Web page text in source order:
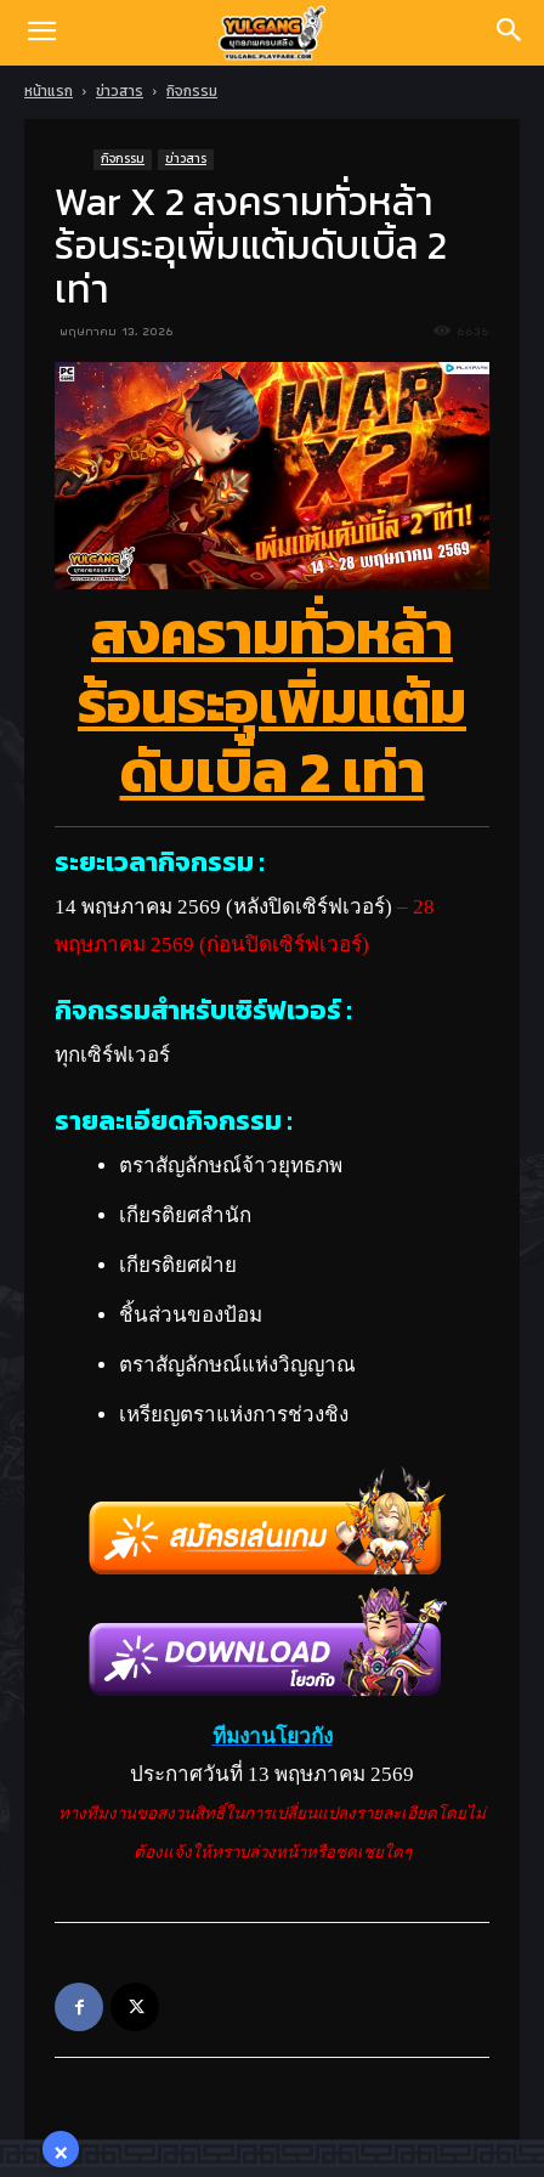
หน้าแรก ข่าวสาร กิจกรรม
กิจกรรม ข่าวสาร
War X 2 สงครามทั่วหล้า
ร้อนระอุเพิ่มแต้มดับเบิ้ล 2
เท่า
พฤษภาคม 13, 2026 6636
สงครามทั่วหล้า
ร้อนระอุเพิ่มแต้ม
ดับเบิ้ล 2 เท่า
ระยะเวลากิจกรรม :
14 พฤษภาคม 2569 (หลังปิดเซิร์ฟเวอร์) – 28
พฤษภาคม 2569 (ก่อนปิดเซิร์ฟเวอร์)
กิจกรรมสำหรับเซิร์ฟเวอร์ :
ทุกเซิร์ฟเวอร์
รายละเอียดกิจกรรม :
ตราสัญลักษณ์จ้าวยุทธภพ
เกียรติยศสำนัก
เกียรติยศฝ่าย
ชิ้นส่วนของป้อม
ตราสัญลักษณ์แห่งวิญญาณ
เหรียญตราแห่งการช่วงชิง
ทีมงานโยวกัง
ประกาศวันที่ 13 พฤษภาคม 2569
ทางทีมงานขอสงวนสิทธิ์ในการเปลี่ยนแปลงรายละเอียดโดยไม่
ต้องแจ้งให้ทราบล่วงหน้าหรือชดเชยใดๆ
×